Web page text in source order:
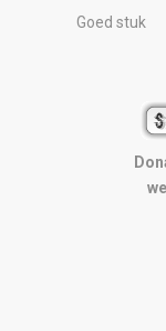
Goed stuk